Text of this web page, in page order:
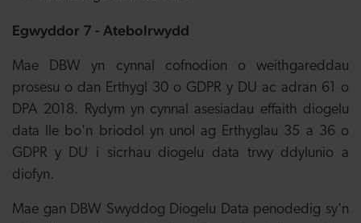
Egwyddor 7 - Atebolrwydd
Mae DBW yn cynnal cofnodion o weithgareddau
prosesu o dan Erthygl 30 o GDPR y DU ac adran 61 o
DPA 2018. Rydym yn cynnal asesiadau effaith diogelu
data lle bo'n briodol yn unol ag Erthyglau 35 a 36 o
GDPR y DU i sicrhau diogelu data trwy ddylunio a
diofyn.
Mae gan DBW Swyddog Diogelu Data penodedig sy'n